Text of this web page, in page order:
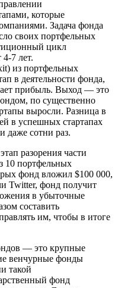
которые
Задача фонда
своих портфельных
цикл
4-7 лет.
из портфельных
в деятельности фонда,
прибыль. Выход — это
по существенно
выросли. Разница в
в успешных стартапах
даже сотни раз.
разорения части
10 портфельных
фонд вложил $100 000,
Twitter, фонд получит
в убыточные
составить
им, чтобы в итоге
— это крупные
венчурные фонды
такой
фонд